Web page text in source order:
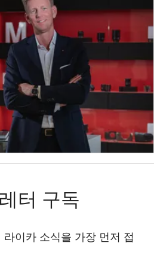
터 구독
이카 소식을 가장 먼저 접